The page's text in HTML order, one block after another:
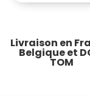
Livraison en
Belgique et
TOM